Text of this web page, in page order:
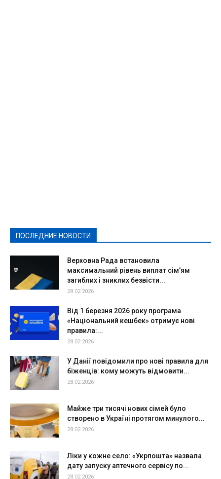
ПОСЛЕДНИЕ НОВОСТИ
Верховна Рада встановила
максимальний рівень виплат сім’ям
загиблих і зниклих безвісти...
28.02.2026
Від 1 березня 2026 року програма
«Національний кешбек» отримує нові
правила:...
28.02.2026
У Данії повідомили про нові правила для
біженців: кому можуть відмовити...
28.02.2026
Майже три тисячі нових сімей було
створено в Україні протягом минулого...
28.02.2026
Ліки у кожне село: «Укрпошта» назвала
дату запуску аптечного сервісу по...
28.02.2026